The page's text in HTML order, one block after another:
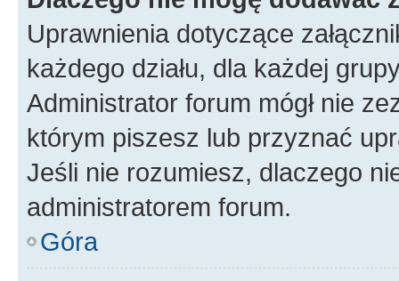
Uprawnienia dotyczące
każdego działu, dla każdej
Administrator forum mógł nie
którym piszesz lub przyznać
Jeśli nie rozumiesz, dlaczego
administratorem forum.
Góra